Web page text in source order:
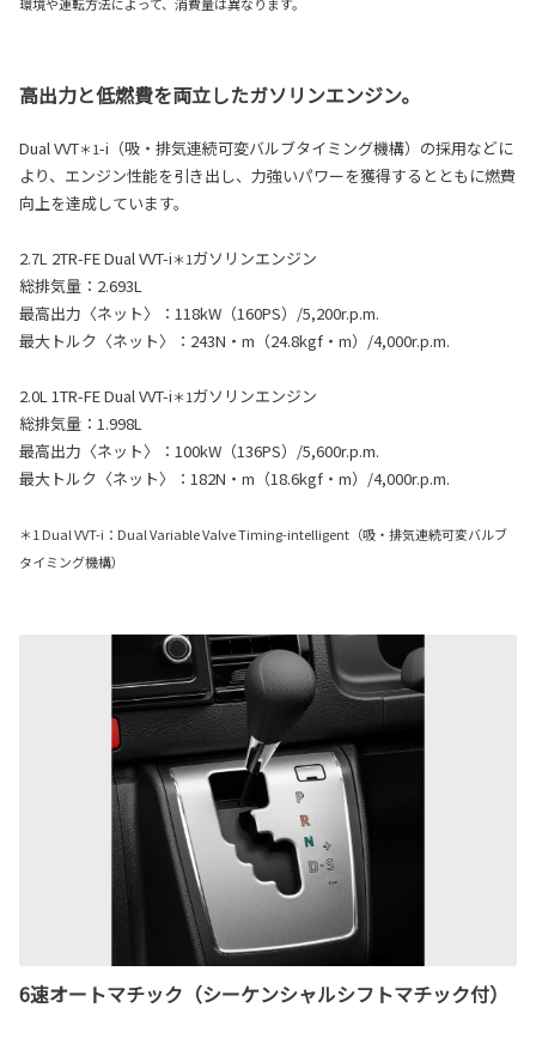
高出力と低燃費を両立したガソリンエンジン。
Dual VVT＊1-i（吸・排気連続可変バルブタイミング機構）の採用などに
より、エンジン性能を引き出し、力強いパワーを獲得するとともに燃費
向上を達成しています。
2.7L 2TR-FE Dual VVT-i＊1ガソリンエンジン
総排気量：2.693L
最高出力〈ネット〉：118kW（160PS）/5,200r.p.m.
最大トルク〈ネット〉：243N・m（24.8kgf・m）/4,000r.p.m.
2.0L 1TR-FE Dual VVT-i＊1ガソリンエンジン
総排気量：1.998L
最高出力〈ネット〉：100kW（136PS）/5,600r.p.m.
最大トルク〈ネット〉：182N・m（18.6kgf・m）/4,000r.p.m.
＊1 Dual VVT-i：Dual Variable Valve Timing-intelligent（吸・排気連続可変バルブ
タイミング機構）
6速オートマチック（シーケンシャルシフトマチック付）